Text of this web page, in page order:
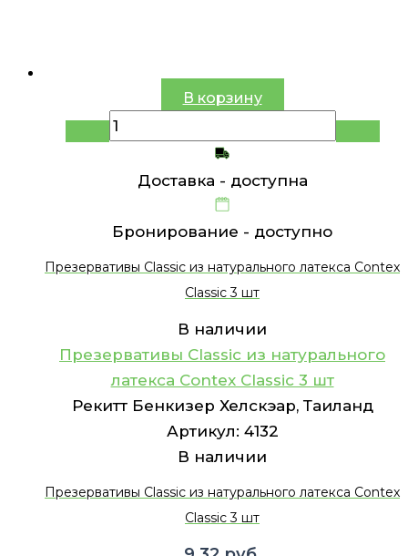
В корзину
Доставка - доступна
Бронирование - доступно
Презервативы Classic из натурального латекса Contex
Classic 3 шт
В наличии
Презервативы Classic из натурального
латекса Contex Classic 3 шт
Рекитт Бенкизер Хелскэар, Таиланд
Артикул: 4132
В наличии
Презервативы Classic из натурального латекса Contex
Classic 3 шт